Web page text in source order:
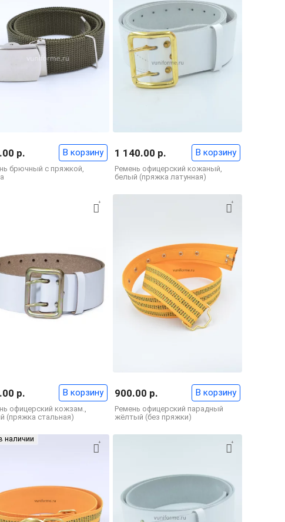
брючный с пряжкой,
р. В корзину
Ремень офицерский кожаный,
белый (пряжка латунная)
1 140.00 р. В корзину
офицерский кожзам.,
(пряжка стальная)
р. В корзину
Ремень офицерский парадный
жёлтый (без пряжки)
900.00 р. В корзину
наличии